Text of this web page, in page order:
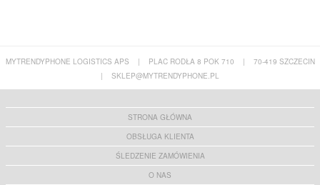
MYTRENDYPHONE LOGISTICS APS | PLAC RODŁA 8 POK 710 |
70-419 SZCZECIN
|
SKLEP@MYTRENDYPHONE.PL
STRONA GŁÓWNA
OBSŁUGA KLIENTA
ŚLEDZENIE ZAMÓWIENIA
O NAS